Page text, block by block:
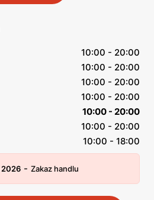
10:00 - 20:00
10:00 - 20:00
10:00 - 20:00
10:00 - 20:00
10:00 - 20:00
10:00 - 20:00
10:00 - 18:00
2026 - Zakaz handlu